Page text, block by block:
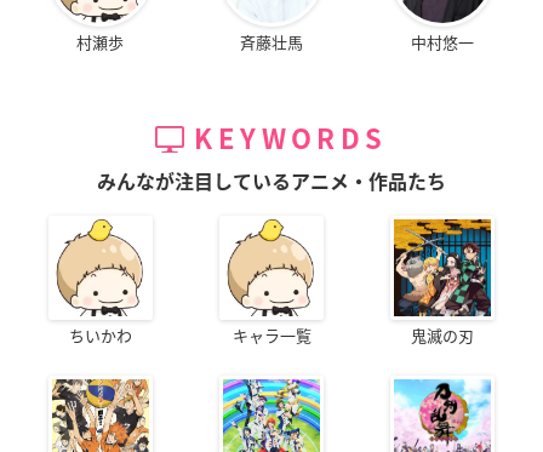
村瀬歩 斉藤壮馬 中村悠一
KEYWORDS
みんなが注目しているアニメ・作品たち
ちいかわ キャラ一覧 鬼滅の刃